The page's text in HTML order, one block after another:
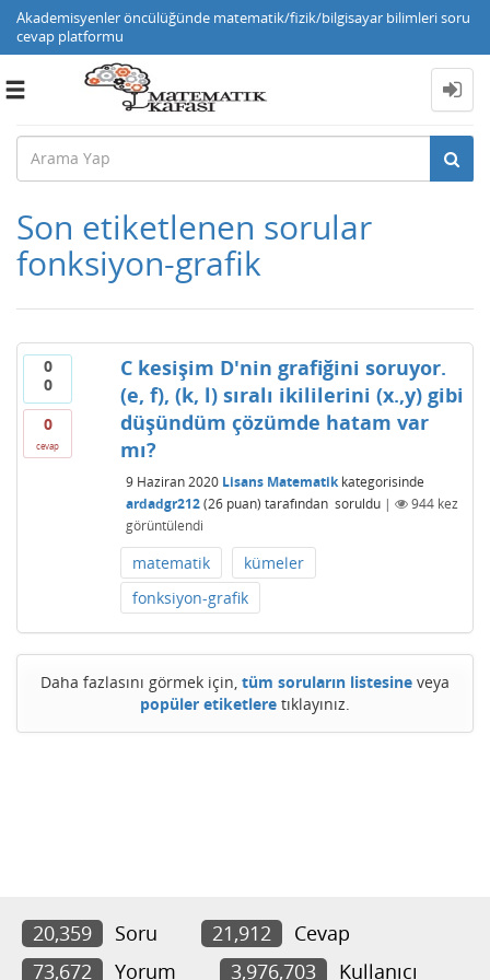
Akademisyenler öncülüğünde matematik/fizik/bilgisayar bilimleri soru
cevap platformu
Toggle
Son etiketlenen sorular
fonksiyon-grafik
0
0
0
cevap
C kesişim D'nin grafiğini soruyor.
(e, f), (k, l) sıralı ikililerini (x.,y) gibi
düşündüm çözümde hatam var
mı?
9 Haziran 2020 Lisans Matematikkategorisinde
ardadgr212 (26puan) tarafından soruldu | 944kez
görüntülendi
matematik
kümeler
fonksiyon-grafik
Daha fazlasını görmek için, tüm soruların listesine veya
popüler etiketlere tıklayınız.
20,359 Soru 21,912
Cevap
73,672
Yorum 3,976,703 Kullanıcı